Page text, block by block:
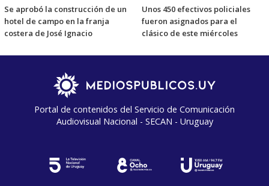
Se aprobó la construcción de un
hotel de campo en la franja
costera de José Ignacio
Unos 450 efectivos policiales
fueron asignados para el
clásico de este miércoles
Portal de contenidos del Servicio de Comunicación
Audiovisual Nacional - SECAN - Uruguay